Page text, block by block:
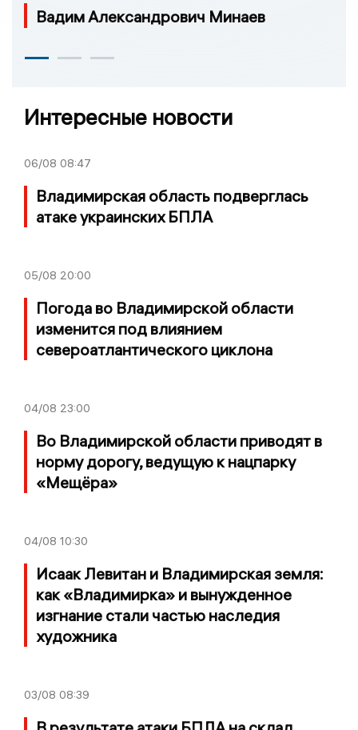
Вадим Александрович Минаев
Интересные новости
06/08 08:47
Владимирская область подверглась
атаке украинских БПЛА
05/08 20:00
Погода во Владимирской области
изменится под влиянием
североатлантического циклона
04/08 23:00
Во Владимирской области приводят в
норму дорогу, ведущую к нацпарку
«Мещёра»
04/08 10:30
Исаак Левитан и Владимирская земля:
как «Владимирка» и вынужденное
изгнание стали частью наследия
художника
03/08 08:39